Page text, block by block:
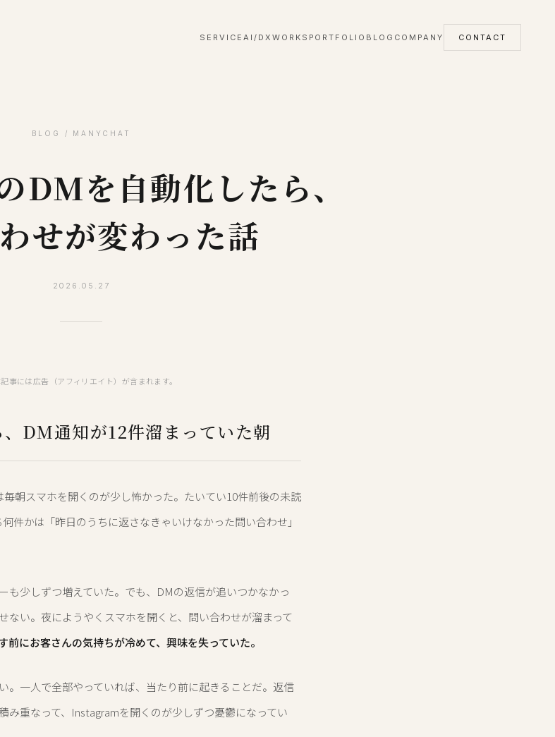
SERVICE AI/DX WORKS PORTFOLIO BLOG COMPANY CONTACT
BLOG / MANYCHAT
を自動化したら、
せが変わった話
2026.05.27
事には広告（アフィリエイト）が含まれます。
DM通知が12件溜まっていた朝
朝スマホを開くのが少し怖かった。たいてい10件前後の未読
件かは「昨日のうちに返さなきゃいけなかった問い合わせ」
も少しずつ増えていた。でも、DMの返信が追いつかなかっ
ない。夜にようやくスマホを開くと、問い合わせが溜まって
前にお客さんの気持ちが冷めて、興味を失っていた。
。一人で全部やっていれば、当たり前に起きることだ。返信
み重なって、Instagramを開くのが少しずつ憂鬱になってい